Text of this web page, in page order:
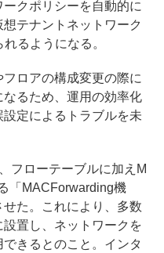
クポリシーを自動的に
テナントネットワーク
るようになる。
ロアの構成変更の際に
るため、運用の効率化
定によるトラブルを未
フローテーブルに加えM
「MACForwarding機
た。これにより、多数
置し、ネットワークを
きるとのこと。インタ